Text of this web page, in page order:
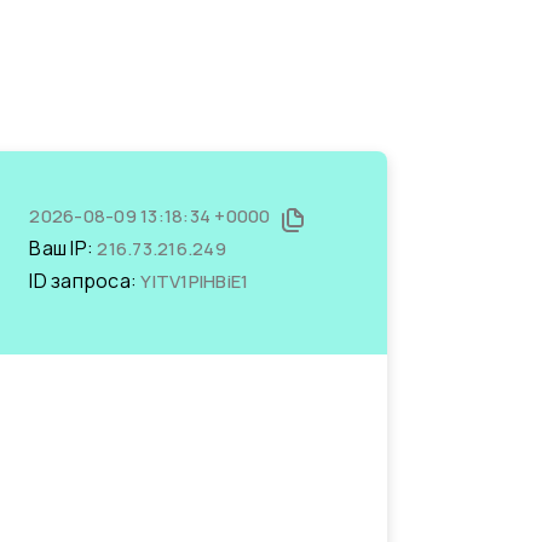
2026-08-09 13:18:34 +0000
Ваш IP:216.73.216.249
ID запроса:YITV1PlHBiE1